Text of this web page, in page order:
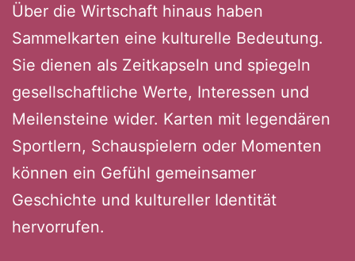
Über die Wirtschaft hinaus haben
Sammelkarten eine kulturelle Bedeutung.
Sie dienen als Zeitkapseln und spiegeln
gesellschaftliche Werte, Interessen und
Meilensteine ​​wider. Karten mit legendären
Sportlern, Schauspielern oder Momenten
können ein Gefühl gemeinsamer
Geschichte und kultureller Identität
hervorrufen.